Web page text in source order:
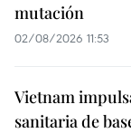
mutación
02/08/2026 11:53
Vietnam
sanitaria de